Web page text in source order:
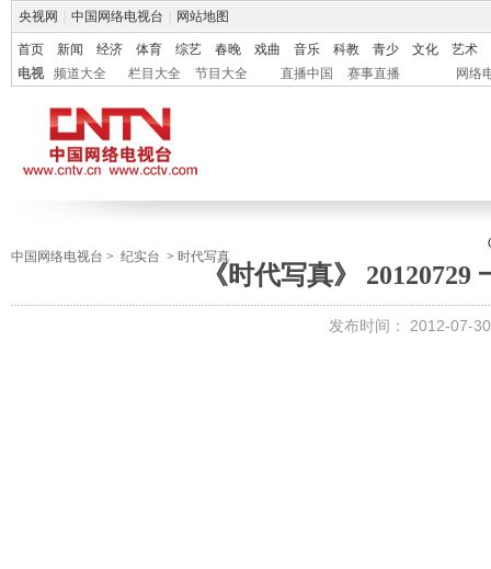
央视网 中国网络电视台 网站地图
首页 新闻 经济 体育 综艺 春晚 戏曲 音乐 科教 青少 文化
艺术
电视
频道大全 栏目大全 节目大全 直播中国 赛事直播 网络
中国网络电视台 > 纪实台 > 时代写真
《时代写真》 20120729
发布时间： 2012-07-